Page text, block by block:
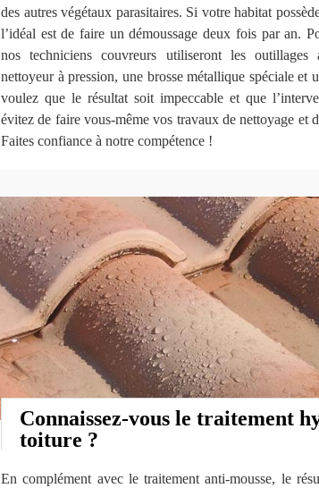
des autres végétaux parasitaires. Si votre habitat
l’idéal est de faire un démoussage deux fois par an.
nos techniciens couvreurs utiliseront les outillages
nettoyeur à pression, une brosse métallique spéciale et
voulez que le résultat soit impeccable et que
évitez de faire vous-même vos travaux de nettoyage et
Faites confiance à notre compétence !
Connaissez-vous le traitement
toiture ?
En complément avec le traitement anti-mousse, le